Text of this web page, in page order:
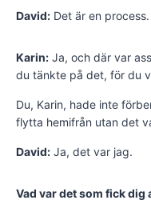
David: Det är en process.
Karin: Ja, och där var
du tänkte på det, för du
Du, Karin, hade inte
flytta hemifrån utan det
David: Ja, det var jag.
Vad var det som fick dig